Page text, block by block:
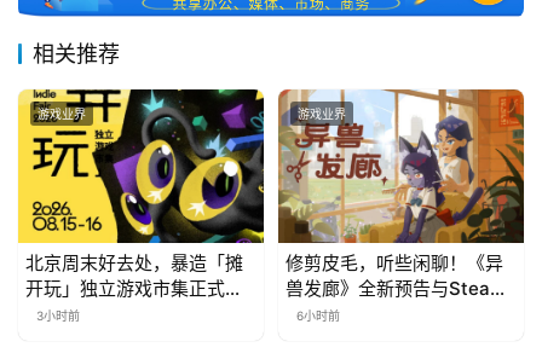
中
国
相关推荐
游戏业界
北京周末好去处，暴造「摊
开玩」独立游戏市集正式开
票！
3小时前
游戏业界
修剪皮毛，听些闲聊！《异
兽发廊》全新预告与Steam
免费试玩公开
6小时前